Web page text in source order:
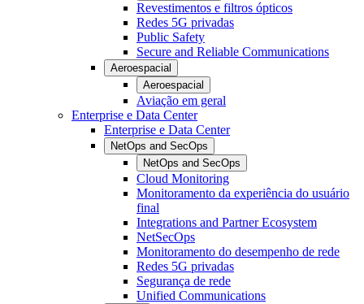
Revestimentos e filtros ópticos
Redes 5G privadas
Public Safety
Secure and Reliable Communications
Aeroespacial
Aeroespacial
Aviação em geral
Enterprise e Data Center
Enterprise e Data Center
NetOps and SecOps
NetOps and SecOps
Cloud Monitoring
Monitoramento da experiência do usuário
final
Integrations and Partner Ecosystem
NetSecOps
Monitoramento do desempenho de rede
Redes 5G privadas
Segurança de rede
Unified Communications